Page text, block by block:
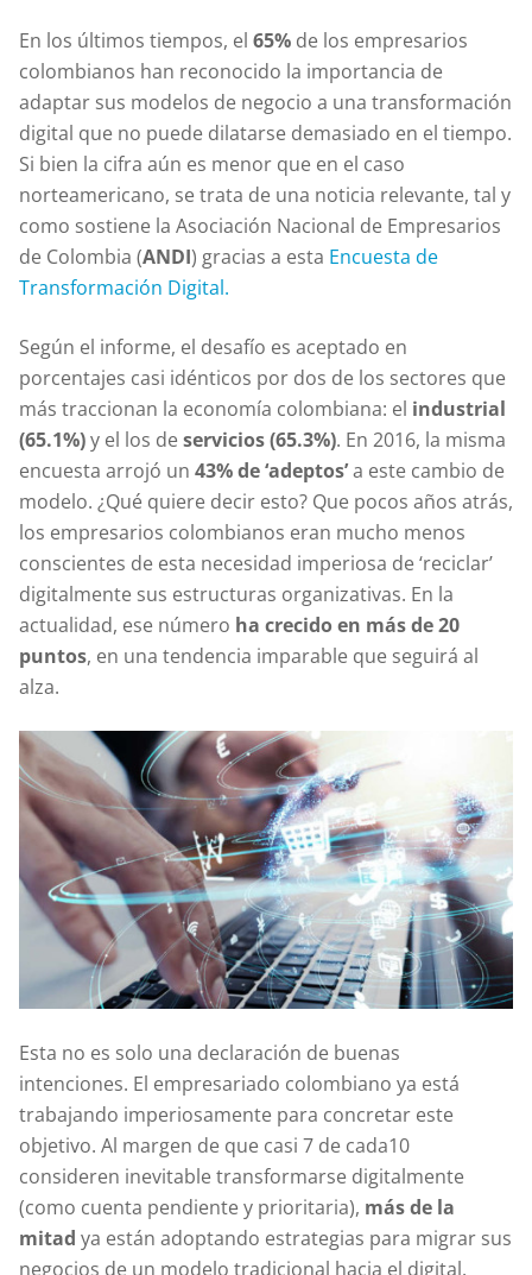
En los últimos tiempos, el 65% de los empresarios
colombianos han reconocido la importancia de
adaptar sus modelos de negocio a una transformación
digital que no puede dilatarse demasiado en el tiempo.
Si bien la cifra aún es menor que en el caso
norteamericano, se trata de una noticia relevante, tal y
como sostiene la Asociación Nacional de Empresarios
de Colombia (ANDI) gracias a esta Encuesta de
Transformación Digital.
Según el informe, el desafío es aceptado en
porcentajes casi idénticos por dos de los sectores que
más traccionan la economía colombiana: el industrial
(65.1%)y el los deservicios (65.3%). En 2016, la misma
encuesta arrojó un 43% de ‘adeptos’a este cambio de
modelo. ¿Qué quiere decir esto? Que pocos años atrás,
los empresarios colombianos eran mucho menos
conscientes de esta necesidad imperiosa de ‘reciclar’
digitalmente sus estructuras organizativas. En la
actualidad, ese número ha crecido en más de 20
puntos, en una tendencia imparable que seguirá al
alza.
Esta no es solo una declaración de buenas
intenciones. El empresariado colombiano ya está
trabajando imperiosamente para concretar este
objetivo. Al margen de que casi 7 de cada10
consideren inevitable transformarse digitalmente
(como cuenta pendiente y prioritaria), más de la
mitad ya están adoptando estrategias para migrar sus
negocios de un modelo tradicional hacia el digital.